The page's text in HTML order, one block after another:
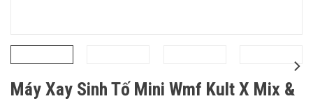
Máy Xay Sinh Tố Mini Wmf Kult X Mix &